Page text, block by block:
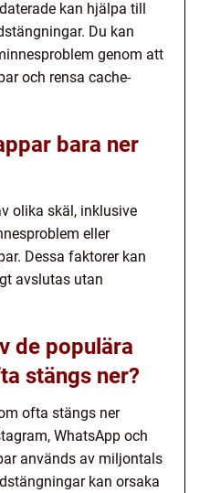
kan hjälpa till
Du kan
genom att
och rensa cache-
bara ner
olika skäl, inklusive
eller
Dessa faktorer kan
avslutas utan
de populära
stängs ner?
ofta stängs ner
WhatsApp och
används av miljontals
kan orsaka